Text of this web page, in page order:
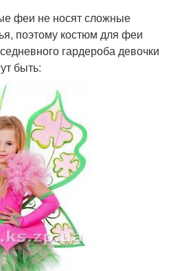
феи не носят сложные
поэтому костюм для феи
гардероба девочки
быть: